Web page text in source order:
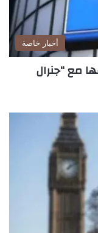
أخبار خاصة
مع “جنرال